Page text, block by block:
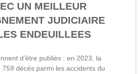
UN MEILLEUR
JUDICIAIRE
ENDEUILLEES
d’être publiés : en 2023, la
759 décès parmi les accidents du